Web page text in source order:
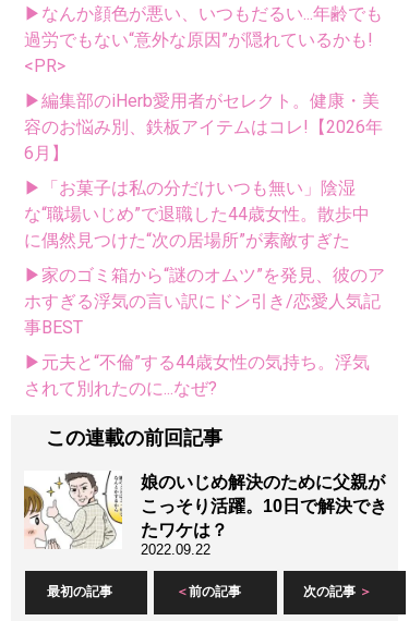
▶なんか顔色が悪い、いつもだるい...年齢でも
過労でもない“意外な原因”が隠れているかも!
<PR>
▶編集部のiHerb愛用者がセレクト。健康・美
容のお悩み別、鉄板アイテムはコレ!【2026年
6月】
▶「お菓子は私の分だけいつも無い」陰湿
な“職場いじめ”で退職した44歳女性。散歩中
に偶然見つけた“次の居場所”が素敵すぎた
▶家のゴミ箱から“謎のオムツ”を発見、彼のア
ホすぎる浮気の言い訳にドン引き/恋愛人気記
事BEST
▶元夫と“不倫”する44歳女性の気持ち。浮気
されて別れたのに...なぜ?
この連載の前回記事
娘のいじめ解決のために父親が
こっそり活躍。10日で解決でき
たワケは？
2022.09.22
最初の記事 前の記事 次の記事